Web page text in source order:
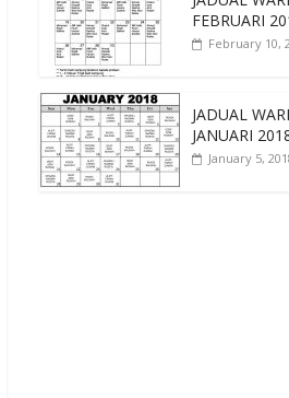
FEBRUARI
February 10,
JADUAL
JANUARI
January 5,